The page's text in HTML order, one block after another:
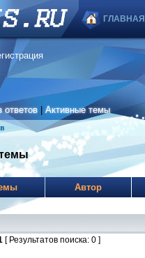
ГЛАВНАЯ
ответов |Активные темы
Автор
[ Результатов поиска: 0 ]